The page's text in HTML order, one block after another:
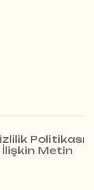
Politikası
İlişkin Metin